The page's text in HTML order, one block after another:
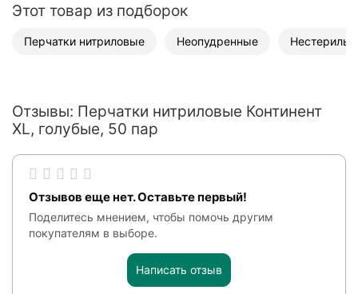
Этот товар из подборок
Перчатки нитриловые Неопудренные
Отзывы: Перчатки нитриловые Континент
XL, голубые, 50 пар
Отзывов еще нет. Оставьте первый!
Поделитесь мнением, чтобы помочь другим
покупателям в выборе.
Написать отзыв